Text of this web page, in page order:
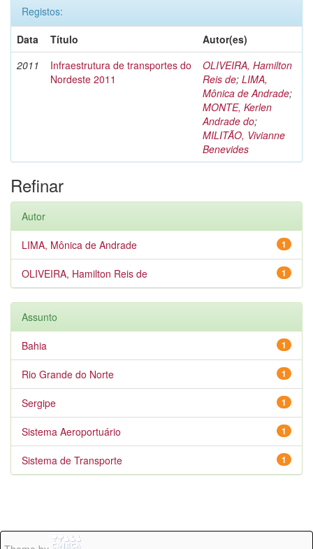
Registos:
Data
Título
Autor(es)
2011
Infraestrutura de transportes do
Nordeste 2011
OLIVEIRA, Hamilton
Reis de; LIMA,
Mônica de Andrade;
MONTE, Kerlen
Andrade do;
MILITÃO, Vivianne
Benevides
Refinar
Autor
1
LIMA, Mônica de Andrade
1
OLIVEIRA, Hamilton Reis de
Assunto
1
Bahia
1
Rio Grande do Norte
1
Sergipe
1
Sistema Aeroportuário
1
Sistema de Transporte